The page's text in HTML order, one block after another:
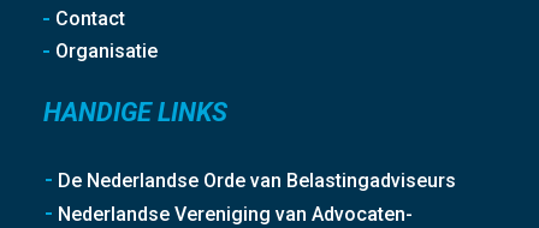
Contact
Organisatie
HANDIGE LINKS
De Nederlandse Orde van Belastingadviseurs
Nederlandse Vereniging van Advocaten-